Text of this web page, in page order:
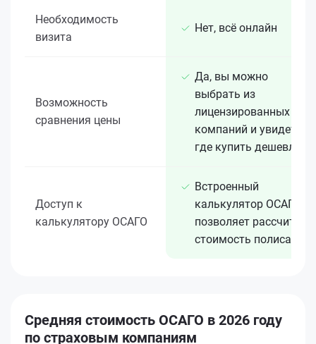
Необходимость
визита
Нет, всё онлайн
Возможность
сравнения цены
Да, вы можно
выбрать из
лицензированных 15+
компаний и увидеть,
где купить дешевле
Доступ к
калькулятору ОСАГО
Встроенный
калькулятор ОСАГО
позволяет рассчитать
стоимость полиса
Средняя стоимость ОСАГО в 2026 году
по страховым компаниям